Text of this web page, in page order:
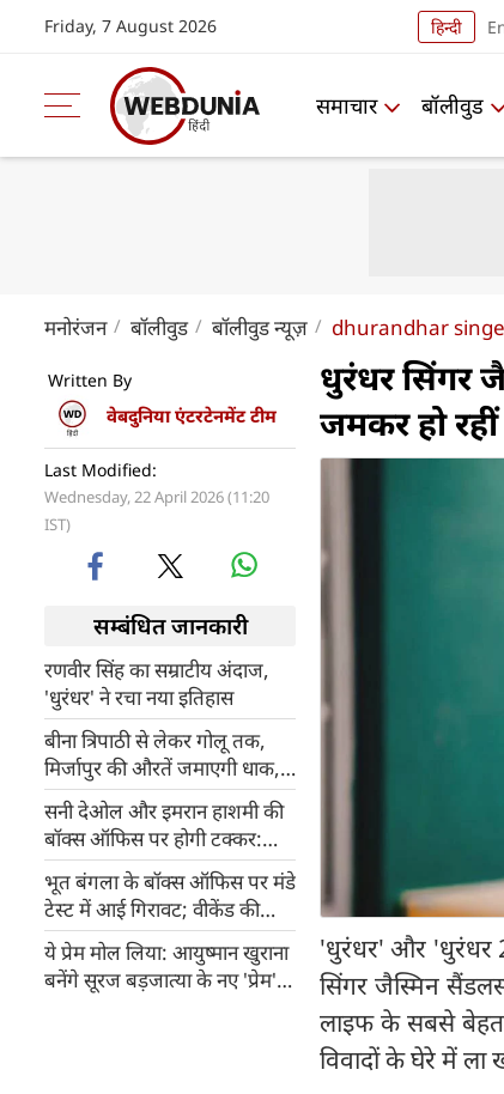
Friday, 7 August 2026 हिन्दी
समाचार बॉलीवुड
मनोरंजन बॉलीवुड बॉलीवुड न्यूज़ dhurandhar
Written By
वेबदुनिया एंटरटेनमेंट टीम
Last Modified:
Wednesday, 22 April 2026 (11:20
IST)
सम्बंधित जानकारी
रणवीर सिंह का सम्राटीय अंदाज,
'धुरंधर' ने रचा नया इतिहास
बीना त्रिपाठी से लेकर गोलू तक,
मिर्जापुर की औरतें जमाएगी धाक,
क्या फिल्म में जुड़ेंगे कुछ और नए
नाम?
सनी देओल और इमरान हाशमी की
बॉक्स ऑफिस पर होगी टक्कर:
आवारापन 2 की रिलीज डेट
अनाउंस
भूत बंगला के बॉक्स ऑफिस पर मंडे
टेस्ट में आई गिरावट; वीकेंड की
शानदार कमाई के बाद सोमवार को
ढीली पड़ी अक्षय कुमार की फिल्म
ये प्रेम मोल लिया: आयुष्मान खुराना
बनेंगे सूरज बड़जात्या के नए 'प्रेम',
धुरंधर सिंगर
जमकर हो रहीं
'धुरंधर' और 'धुरंधर
सिंगर जैस्मिन
लाइफ के सबसे
विवादों के घेरे में ला